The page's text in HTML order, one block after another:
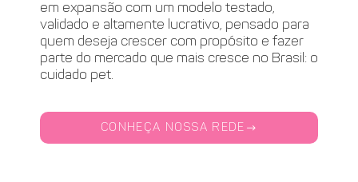
em expansão com um modelo testado,
validado e altamente lucrativo, pensado para
quem deseja crescer com propósito e fazer
parte do mercado que mais cresce no Brasil: o
cuidado pet.
CONHEÇA NOSSA REDE